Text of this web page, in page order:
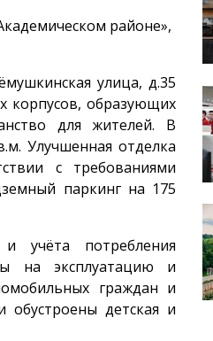
районе»,
улица, д.35
корпусов, образующих
для жителей. В
Улучшенная отделка
с требованиями
паркинг на 175
учёта потребления
на эксплуатацию и
граждан и
обустроены детская и